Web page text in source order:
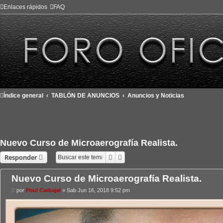
Enlaces rápidos FAQ
Índice general TABLÓN DE ANUNCIOS Anuncios y Noticias
Nuevo Curso de Microaerografía Realista.
Responder Buscar
Nuevo Curso de Microaerografía Realista.
M
n
s
a
porPoul Carbajal »Sab Jun 16, 2018 9:52 pm